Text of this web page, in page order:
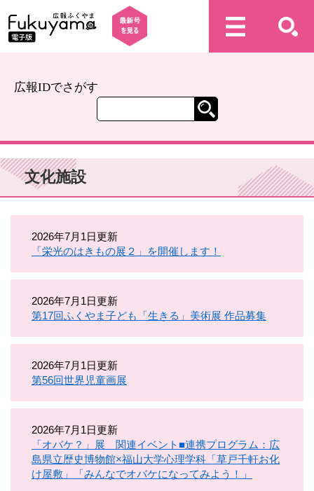
広報IDでさがす
文化施設
2026年7月1日更新
「栄光のはきもの展２」を開催します！
2026年7月1日更新
第17回ふくやま子ども「生きる」美術展 作品募集
2026年7月1日更新
第56回世界児童画展
2026年7月1日更新
「オバケ？」展 関連イベント■連携プログラム：広
島県立歴史博物館×福山大学心理学科「草戸千軒お化
け屋敷」「みんなでオバケになってみよう！」